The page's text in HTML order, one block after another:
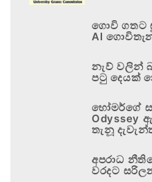
ගොවි ගතට
AI
නැව් වලින්
පටු දෙයක්
හෝමර්ගේ
Odyssey
තැනූ
අපරාධ
වරදට